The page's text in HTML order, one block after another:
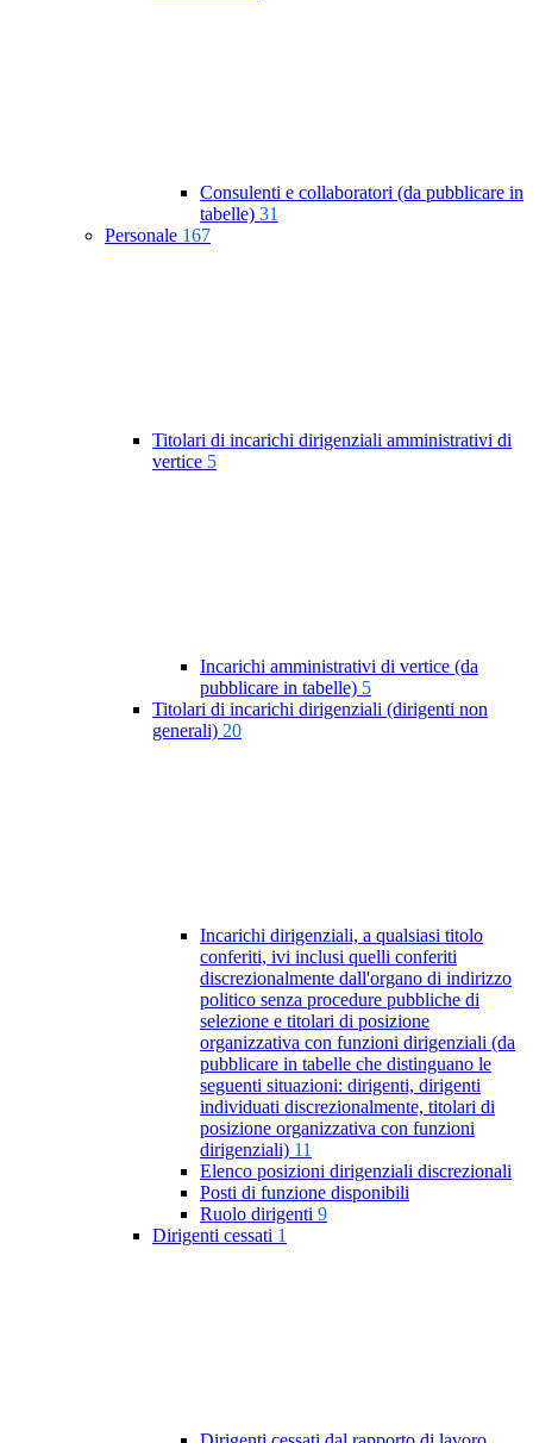
Consulenti e collaboratori (da pubblicare in
tabelle) 31
Personale 167
Titolari di incarichi dirigenziali amministrativi di
vertice 5
Incarichi amministrativi di vertice (da
pubblicare in tabelle) 5
Titolari di incarichi dirigenziali (dirigenti non
generali) 20
Incarichi dirigenziali, a qualsiasi titolo
conferiti, ivi inclusi quelli conferiti
discrezionalmente dall'organo di indirizzo
politico senza procedure pubbliche di
selezione e titolari di posizione
organizzativa con funzioni dirigenziali (da
pubblicare in tabelle che distinguano le
seguenti situazioni: dirigenti, dirigenti
individuati discrezionalmente, titolari di
posizione organizzativa con funzioni
dirigenziali) 11
Elenco posizioni dirigenziali discrezionali
Posti di funzione disponibili
Ruolo dirigenti 9
Dirigenti cessati 1